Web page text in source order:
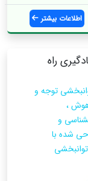
اطلاعات بیشتر
راه
توجه و
،
و
شده با